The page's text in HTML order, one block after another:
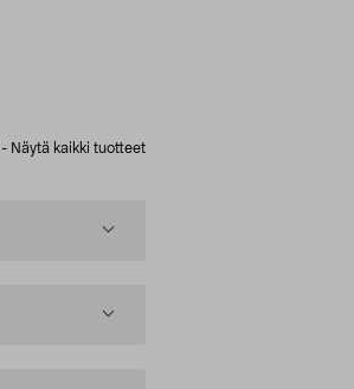
- Näytä kaikki tuotteet